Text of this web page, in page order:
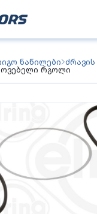
ნაწილები
რგოლი